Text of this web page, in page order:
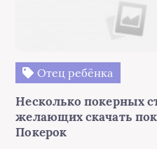
Отец ребёнка
Несколько покерных
желающих скачать
Покерок